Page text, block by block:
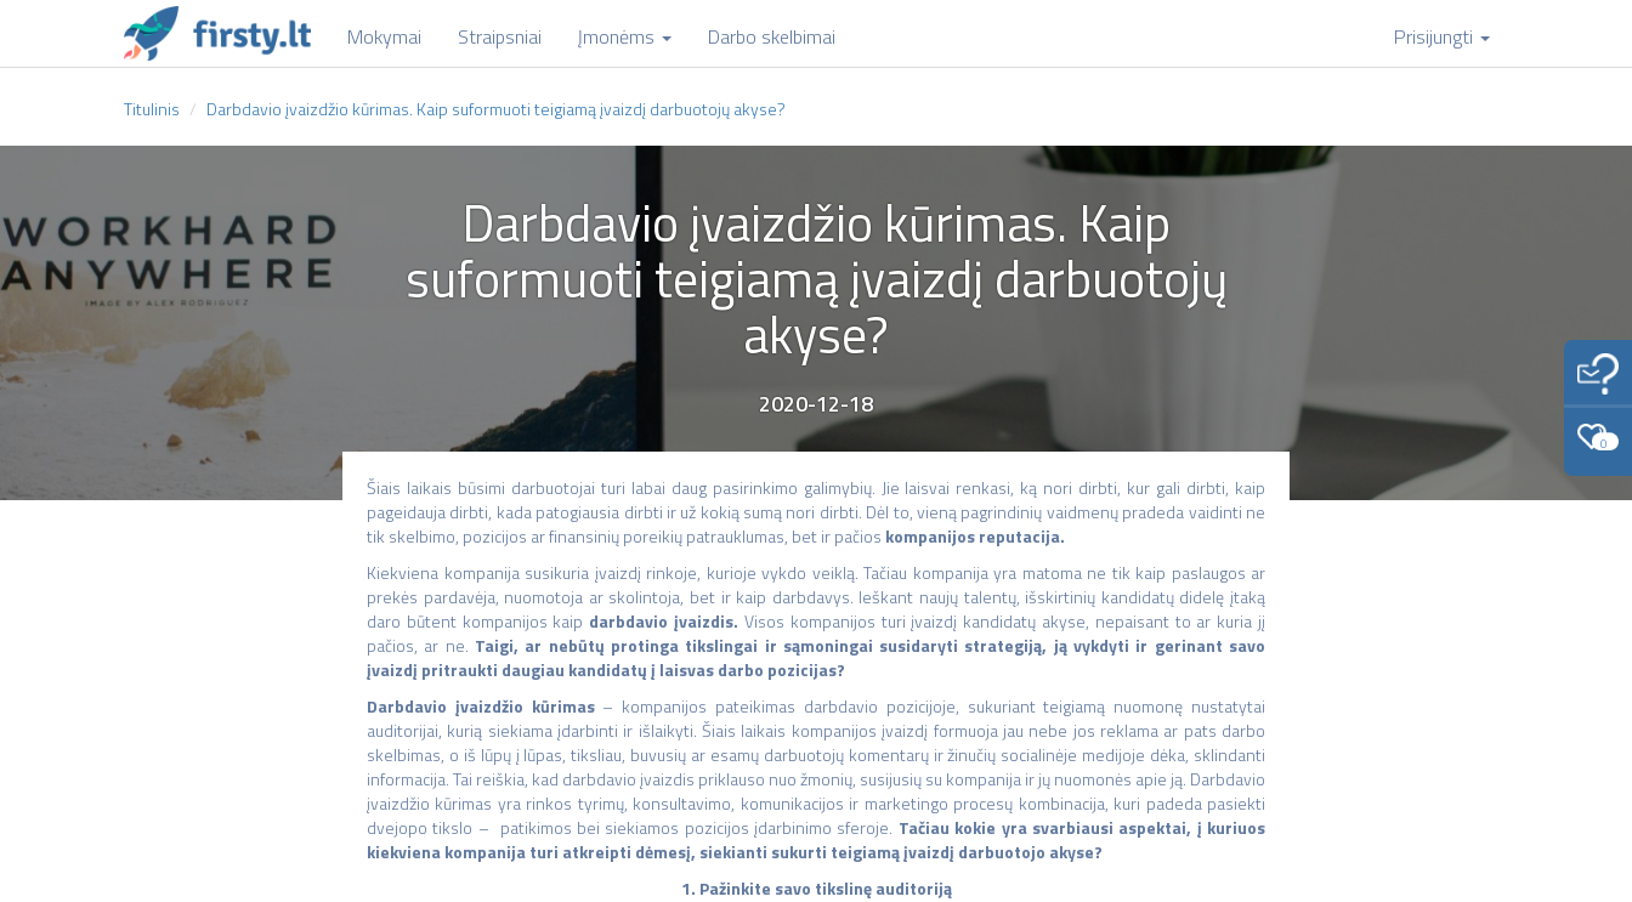
Mokymai Straipsniai Įmonėms Darbo skelbimai Prisijungti
Titulinis Darbdavio įvaizdžio kūrimas. Kaip suformuoti teigiamą įvaizdį darbuotojų akyse?
Darbdavio įvaizdžio kūrimas. Kaip
suformuoti teigiamą įvaizdį darbuotojų
akyse?
2020-12-18
Šiais laikais būsimi darbuotojai turi labai daug pasirinkimo galimybių. Jie laisvai renkasi, ką nori dirbti, kur gali dirbti, kaip
pageidauja dirbti, kada patogiausia dirbti ir už kokią sumą nori dirbti. Dėl to, vieną pagrindinių vaidmenų pradeda vaidinti ne
tik skelbimo, pozicijos ar finansinių poreikių patrauklumas, bet ir pačios kompanijos reputacija.
Kiekviena kompanija susikuria įvaizdį rinkoje, kurioje vykdo veiklą. Tačiau kompanija yra matoma ne tik kaip paslaugos ar
prekės pardavėja, nuomotoja ar skolintoja, bet ir kaip darbdavys. Ieškant naujų talentų, išskirtinių kandidatų didelę įtaką
daro būtent kompanijos kaip darbdavio įvaizdis. Visos kompanijos turi įvaizdį kandidatų akyse, nepaisant to ar kuria jį
pačios, ar ne. Taigi, ar nebūtų protinga tikslingai ir sąmoningai susidaryti strategiją, ją vykdyti ir gerinant savo
įvaizdį pritraukti daugiau kandidatų į laisvas darbo pozicijas?
Darbdavio įvaizdžio kūrimas – kompanijos pateikimas darbdavio pozicijoje, sukuriant teigiamą nuomonę nustatytai
auditorijai, kurią siekiama įdarbinti ir išlaikyti. Šiais laikais kompanijos įvaizdį formuoja jau nebe jos reklama ar pats darbo
skelbimas, o iš lūpų į lūpas, tiksliau, buvusių ar esamų darbuotojų komentarų ir žinučių socialinėje medijoje dėka, sklindanti
informacija. Tai reiškia, kad darbdavio įvaizdis priklauso nuo žmonių, susijusių su kompanija ir jų nuomonės apie ją. Darbdavio
įvaizdžio kūrimas yra rinkos tyrimų, konsultavimo, komunikacijos ir marketingo procesų kombinacija, kuri padeda pasiekti
dvejopo tikslo – patikimos bei siekiamos pozicijos įdarbinimo sferoje. Tačiau kokie yra svarbiausi aspektai, į kuriuos
kiekviena kompanija turi atkreipti dėmesį, siekianti sukurti teigiamą įvaizdį darbuotojo akyse?
1. Pažinkite savo tikslinę auditoriją
0